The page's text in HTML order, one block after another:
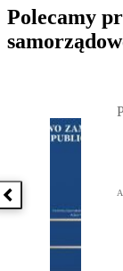
Polecamy
Poprzednia książka